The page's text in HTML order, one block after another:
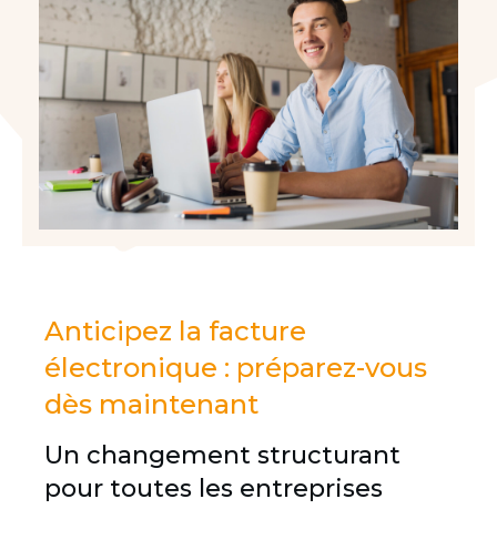
Anticipez la facture
électronique : préparez-vous
dès maintenant
Un changement structurant
pour toutes les entreprises